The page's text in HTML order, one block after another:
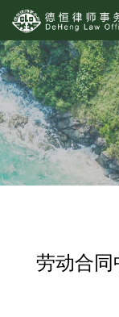
劳动合同